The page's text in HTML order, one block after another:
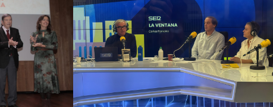
– IV
Palarq
y
de
Hermana Leonor 20.000
km de confesión
Campañas culturales Estrategia de
comunicación y PR